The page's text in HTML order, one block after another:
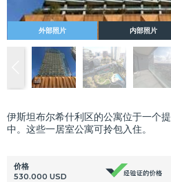
外部照片 内部照片
伊斯坦布尔希什利区的公寓位于一个
中。这些一居室公寓可拎包入住。
价格
530.000 USD